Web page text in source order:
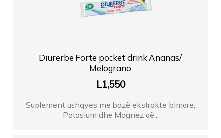
Diurerbe Forte pocket drink Ananas/
Melograno
L1,550
Suplement ushqyes me bazë ekstrakte bimore,
Potasium dhe Magnez që...